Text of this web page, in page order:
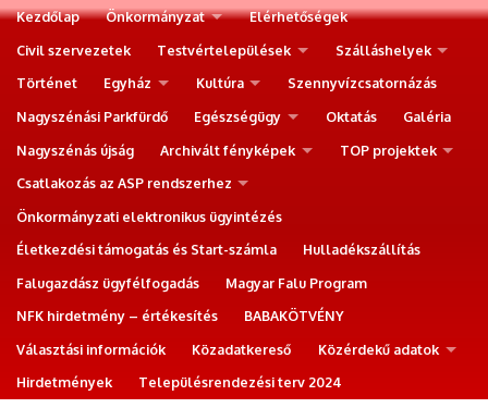
Kezdőlap Önkormányzat
Elérhetőségek
Civil szervezetek
Testvértelepülések
Szálláshelyek
Történet
Egyház Kultúra
Szennyvízcsatornázás
Nagyszénási Parkfürdő
Egészségügy Oktatás
Galéria
Nagyszénás újság
Archivált fényképek
TOP projektek
Csatlakozás az ASP rendszerhez
Önkormányzati elektronikus ügyintézés
Életkezdési támogatás és Start-számla
Hulladékszállítás
Falugazdász ügyfélfogadás
Magyar Falu Program
NFK hirdetmény – értékesítés
BABAKÖTVÉNY
Választási információk
Közadatkereső
Közérdekű adatok
Hirdetmények
Településrendezési terv 2024